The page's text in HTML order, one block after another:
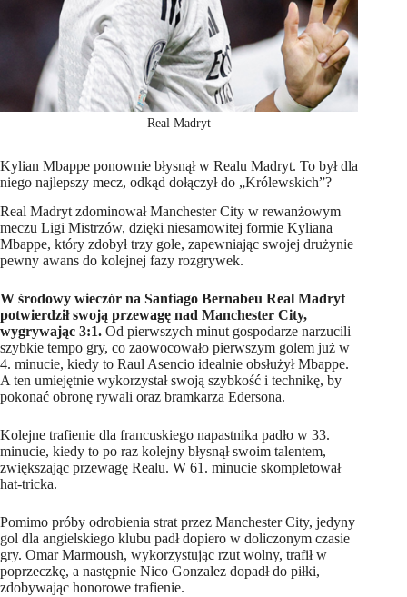
Real Madryt
Kylian Mbappe ponownie błysnął w Realu Madryt. To był dla
niego najlepszy mecz, odkąd dołączył do „Królewskich”?
Real Madryt zdominował Manchester City w rewanżowym
meczu Ligi Mistrzów, dzięki niesamowitej formie Kyliana
Mbappe, który zdobył trzy gole, zapewniając swojej drużynie
pewny awans do kolejnej fazy rozgrywek.
W środowy wieczór na Santiago Bernabeu Real Madryt
potwierdził swoją przewagę nad Manchester City,
wygrywając 3:1. Od pierwszych minut gospodarze narzucili
szybkie tempo gry, co zaowocowało pierwszym golem już w
4. minucie, kiedy to Raul Asencio idealnie obsłużył Mbappe.
A ten umiejętnie wykorzystał swoją szybkość i technikę, by
pokonać obronę rywali oraz bramkarza Edersona.
Kolejne trafienie dla francuskiego napastnika padło w 33.
minucie, kiedy to po raz kolejny błysnął swoim talentem,
zwiększając przewagę Realu. W 61. minucie skompletował
hat-tricka.
Pomimo próby odrobienia strat przez Manchester City, jedyny
gol dla angielskiego klubu padł dopiero w doliczonym czasie
gry. Omar Marmoush, wykorzystując rzut wolny, trafił w
poprzeczkę, a następnie Nico Gonzalez dopadł do piłki,
zdobywając honorowe trafienie.